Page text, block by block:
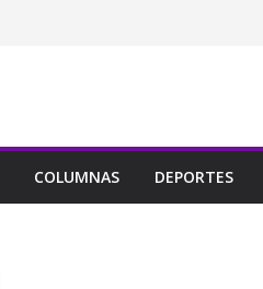
COLUMNAS DEPORTES